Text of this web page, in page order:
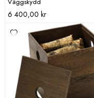
Väggskydd
6 400,00 kr